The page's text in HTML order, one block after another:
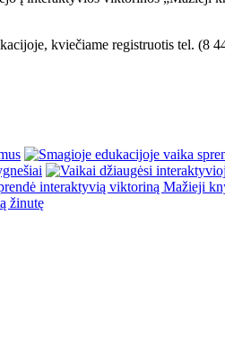
kviečiame registruotis tel. (8